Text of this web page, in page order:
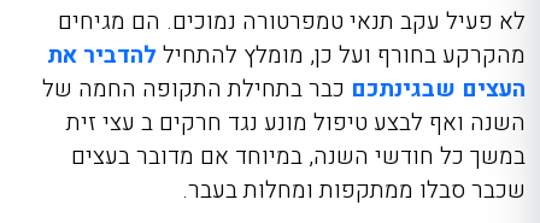
לא פעיל עקב תנאי טמפרטורה נמוכים. הם מגיחים
מהקרקע בחורף ועל כן, מומלץ להתחיל להדביר את
העצים שבגינתכם כבר בתחילת התקופה החמה של
השנה ואף לבצע טיפול מונע נגד חרקים ב עצי זית
במשך כל חודשי השנה, במיוחד אם מדובר בעצים
שכבר סבלו ממתקפות ומחלות בעבר.